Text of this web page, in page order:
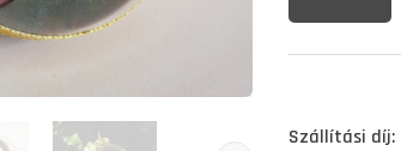
Szállítási díj: